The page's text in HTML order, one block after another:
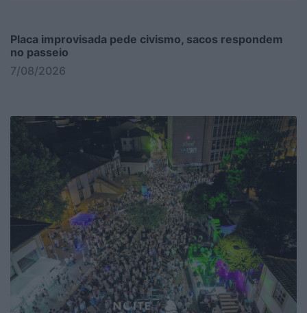
Placa improvisada pede civismo, sacos respondem
no passeio
7/08/2026